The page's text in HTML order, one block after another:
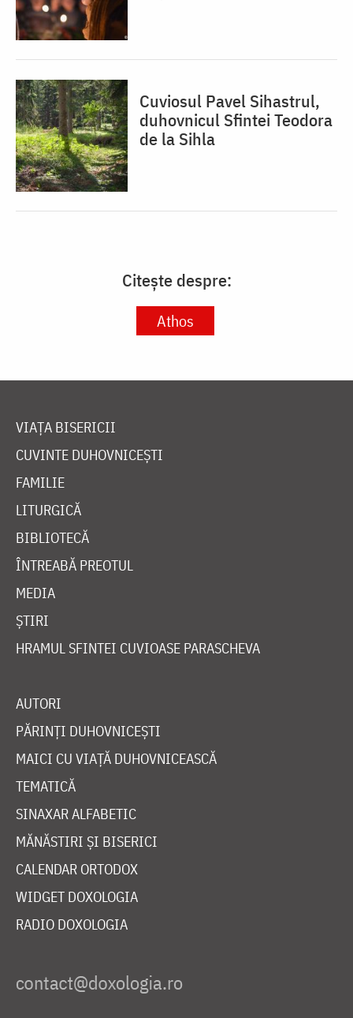
Cuviosul Pavel Sihastrul,
duhovnicul Sfintei Teodora
de la Sihla
Citește despre:
Athos
VIAȚA BISERICII
CUVINTE DUHOVNICEȘTI
FAMILIE
LITURGICĂ
BIBLIOTECĂ
ÎNTREABĂ PREOTUL
MEDIA
ȘTIRI
HRAMUL SFINTEI CUVIOASE PARASCHEVA
AUTORI
PĂRINȚI DUHOVNICEȘTI
MAICI CU VIAȚĂ DUHOVNICEASCĂ
TEMATICĂ
SINAXAR ALFABETIC
MĂNĂSTIRI ȘI BISERICI
CALENDAR ORTODOX
WIDGET DOXOLOGIA
RADIO DOXOLOGIA